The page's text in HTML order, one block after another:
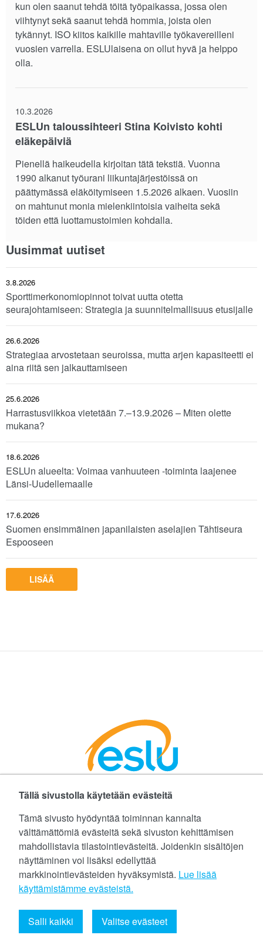
Tällä sivustolla käytetään evästeitä
Tämä sivusto hyödyntää toiminnan kannalta
välttämättömiä evästeitä sekä sivuston kehittämisen
mahdollistavia tilastointievästeitä. Joidenkin sisältöjen
näyttäminen voi lisäksi edellyttää
markkinointievästeiden hyväksymistä. Lue lisää
käyttämistämme evästeistä.​​​​​​
Salli kaikki Valitse evästeet
kun olen saanut tehdä töitä työpaikassa, jossa olen
viihtynyt sekä saanut tehdä hommia, joista olen
tykännyt. ISO kiitos kaikille mahtaville työkavereilleni
vuosien varrella. ESLUlaisena on ollut hyvä ja helppo
olla.
10.3.2026
ESLUn taloussihteeri Stina Koivisto kohti
eläkepäiviä
Pienellä haikeudella kirjoitan tätä tekstiä. Vuonna
1990 alkanut työurani liikuntajärjestöissä on
päättymässä eläköitymiseen 1.5.2026 alkaen. Vuosiin
on mahtunut monia mielenkiintoisia vaiheita sekä
töiden että luottamustoimien kohdalla.
Uusimmat uutiset
3.8.2026
Sporttimerkonomiopinnot toivat uutta otetta
seurajohtamiseen: Strategia ja suunnitelmallisuus etusijalle
26.6.2026
Strategiaa arvostetaan seuroissa, mutta arjen kapasiteetti ei
aina riitä sen jalkauttamiseen
25.6.2026
Harrastusviikkoa vietetään 7.–13.9.2026 – Miten olette
mukana?
18.6.2026
ESLUn alueelta: Voimaa vanhuuteen -toiminta laajenee
Länsi-Uudellemaalle
17.6.2026
Suomen ensimmäinen japanilaisten aselajien Tähtiseura
Espooseen
LISÄÄ
Facebookissa Instagramissa
©Etelä-Suomen Liikunta ja Urheilu ry
Tietoa evästeistä (cookies)
Yhteystiedot
Tietosuojaseloste
eslu@eslu.fi